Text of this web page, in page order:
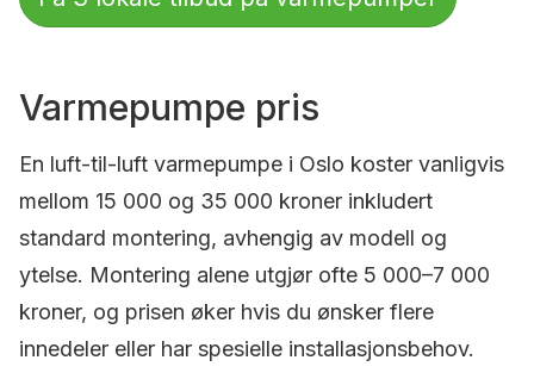
Varmepumpe pris
En luft-til-luft varmepumpe i Oslo koster vanligvis
mellom 15 000 og 35 000 kroner inkludert
standard montering, avhengig av modell og
ytelse. Montering alene utgjør ofte 5 000–7 000
kroner, og prisen øker hvis du ønsker flere
innedeler eller har spesielle installasjonsbehov.